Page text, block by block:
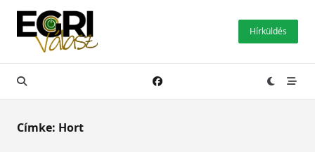
Skip
content
Hírküldés
Címke: Hort